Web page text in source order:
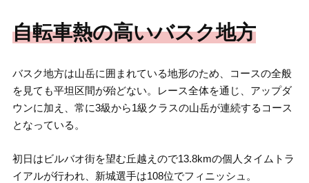
自転車熱の高いバスク地方
バスク地方は山岳に囲まれている地形のため、コースの全般
を見ても平坦区間が殆どない。レース全体を通じ、アップダ
ウンに加え、常に3級から1級クラスの山岳が連続するコース
となっている。
初日はビルバオ街を望む丘越えので13.8kmの個人タイムトラ
イアルが行われ、新城選手は108位でフィニッシュ。